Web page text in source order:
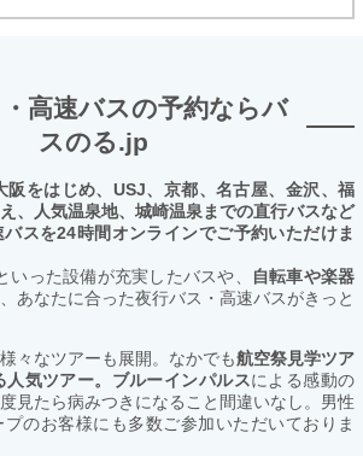
高速バスの予約ならバ
スのる.jp
をはじめ、USJ、京都、名古屋、金沢、福
、人気温泉地、城崎温泉までの直行バスなど
スを24時間オンラインでご予約いただけま
いった設備が充実したバスや、
自転車や楽器
あなたに合った夜行バス・高速バスがきっと
々なツアーも展開。なかでも航空祭見学ツア
人気ツアー。ブルーインパルスによる感動の
見たら病みつきになること間違いなし。男性
のお客様にも多数ご参加いただいておりま